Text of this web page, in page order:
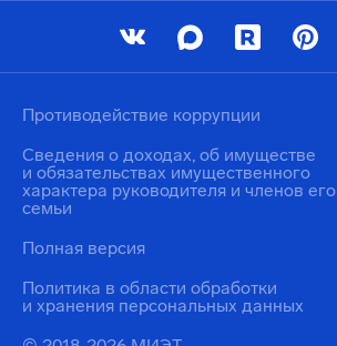
Политика в области обработки
и хранения персональных данных
Противодействие коррупции
Сведения о доходах, об имуществе
и обязательствах имущественного
характера руководителя и членов его
семьи
Полная версия